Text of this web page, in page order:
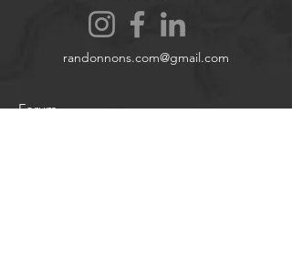
Images et vidéos non contractuelles.
randonnons.com@gmail.com
Forum